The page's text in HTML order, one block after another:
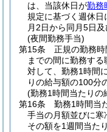
は、当該休日が勤務
規定に基づく週休
月2日から同月5日
(夜間勤務手当)
第15条
正規の勤務
までの間に勤務す
対して、勤務1時間
りの給与額の100分
(勤務1時間当たりの
第16条
勤務1時間当
手当の月額並びに寒
その額を1週間当た